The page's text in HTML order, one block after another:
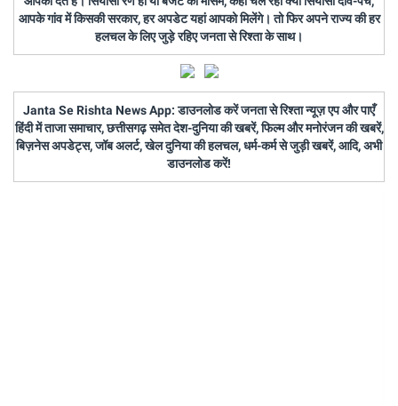
आपके गांव में किसकी सरकार, हर अपडेट यहां आपको मिलेंगे। तो फिर अपने राज्य की हर
हलचल के लिए जुड़े रहिए जनता से रिश्ता के साथ।
Janta Se Rishta News App: डाउनलोड करें जनता से रिश्ता न्यूज़ एप और पाएँ
हिंदी में ताजा समाचार, छत्तीसगढ़ समेत देश-दुनिया की खबरें, फिल्म और मनोरंजन की खबरें,
बिज़नेस अपडेट्स, जॉब अलर्ट, खेल दुनिया की हलचल, धर्म-कर्म से जुड़ी खबरें, आदि, अभी
डाउनलोड करें!